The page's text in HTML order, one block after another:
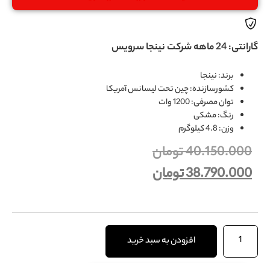
گارانتی: 24 ماهه شرکت نینجا سرویس
برند: نینجا
کشورسازنده: چین تحت لیسانس آمریکا
توان مصرفی: 1200 وات
رنگ: مشکی
وزن: 4.8 کیلوگرم
40.150.000تومان
38.790.000تومان
افزودن به سبد خرید